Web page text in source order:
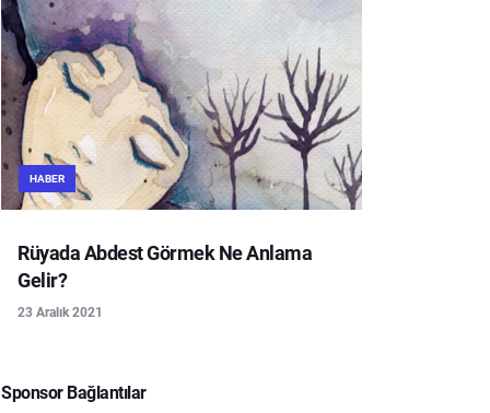
HABER
Rüyada Abdest Görmek Ne Anlama
Gelir?
23 Aralık 2021
Sponsor Bağlantılar